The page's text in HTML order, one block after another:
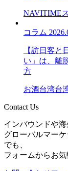
NAVITIME
コラム
【訪日客
い」は、離
方
お酒台湾台
Contact Us
インバウンドや海
グローバルマー
でも、
フォームからお気